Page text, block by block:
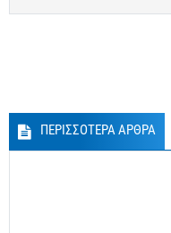
ΠΕΡΙΣΣΟΤΕΡΑ ΑΡΘΡΑ